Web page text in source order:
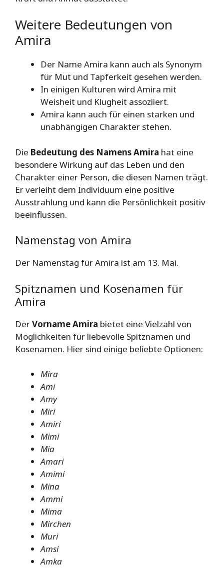
Weitere Bedeutungen von
Amira
Der Name Amira kann auch als Synonym
für Mut und Tapferkeit gesehen werden.
In einigen Kulturen wird Amira mit
Weisheit und Klugheit assoziiert.
Amira kann auch für einen starken und
unabhängigen Charakter stehen.
Die Bedeutung des Namens Amira hat eine
besondere Wirkung auf das Leben und den
Charakter einer Person, die diesen Namen trägt.
Er verleiht dem Individuum eine positive
Ausstrahlung und kann die Persönlichkeit positiv
beeinflussen.
Namenstag von Amira
Der Namenstag für Amira ist am 13. Mai.
Spitznamen und Kosenamen für
Amira
DerVorname Amira bietet eine Vielzahl von
Möglichkeiten für liebevolle Spitznamen und
Kosenamen. Hier sind einige beliebte Optionen:
Mira
Ami
Amy
Miri
Amiri
Mimi
Mia
Amari
Amimi
Mina
Ammi
Mima
Mirchen
Muri
Amsi
Amka